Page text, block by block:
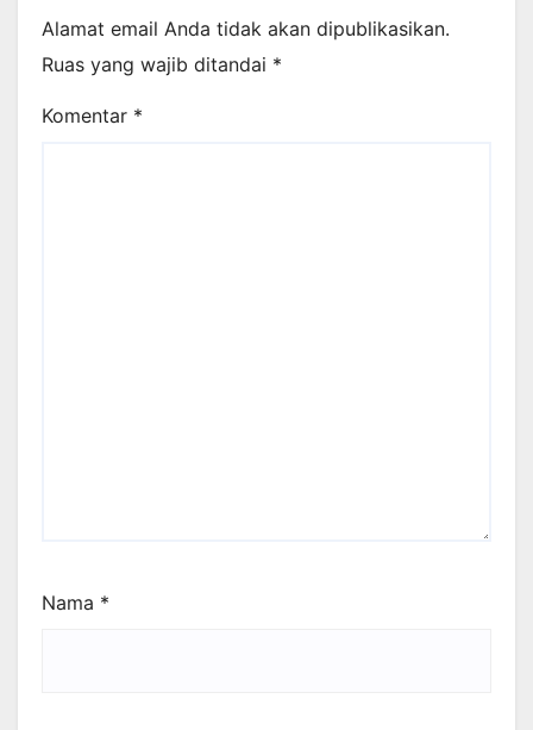
Alamat email Anda tidak akan dipublikasikan.
Ruas yang wajib ditandai *
Komentar *
Nama *